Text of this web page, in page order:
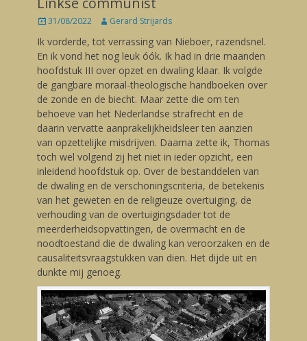
Posted
31/08/2022 Author
Gerard Strijards
Ik vorderde, tot verrassing van Nieboer, razendsnel.
En ik vond het nog leuk óók. Ik had in drie maanden
hoofdstuk III over opzet en dwaling klaar. Ik volgde
de gangbare moraal-theologische handboeken over
de zonde en de biecht. Maar zette die om ten
behoeve van het Nederlandse strafrecht en de
daarin vervatte aanprakelijkheidsleer ten aanzien
van opzettelijke misdrijven. Daarna zette ik, Thomas
toch wel volgend zij het niet in ieder opzicht, een
inleidend hoofdstuk op. Over de bestanddelen van
de dwaling en de verschoningscriteria, de betekenis
van het geweten en de religieuze overtuiging, de
verhouding van de overtuigingsdader tot de
meerderheidsopvattingen, de overmacht en de
noodtoestand die de dwaling kan veroorzaken en de
causaliteitsvraagstukken van dien. Het dijde uit en
dunkte mij genoeg.